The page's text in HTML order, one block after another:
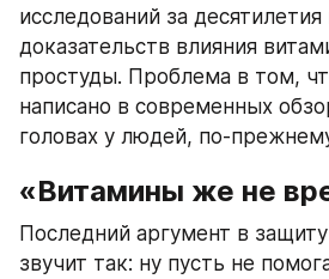
исследований за
доказательств влияния
простуды. Проблема в том,
написано в современных
головах у людей, по-
«Витамины же не
Последний аргумент в
звучит так: ну пусть не